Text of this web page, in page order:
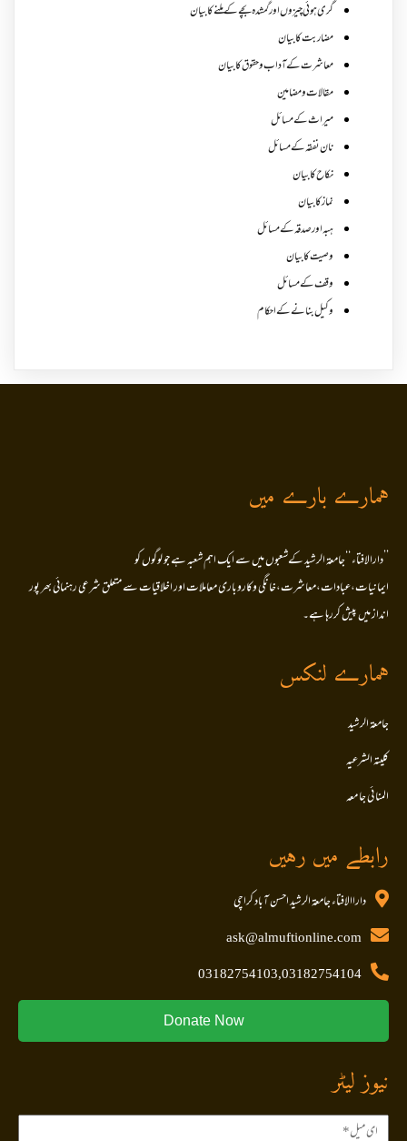
گری ہوئی چیزوں اورگمشدہ بچے کے ملنے کا بیان
مضاربت کا بیان
معاشرت کے آداب و حقوق کا بیان
مقالات ومضامین
میراث کے مسائل
نان نفقہ کے مسائل
نکاح کا بیان
نماز کا بیان
ہبہ اور صدقہ کے مسائل
وصیت کا بیان
وقف کے مسائل
وکیل بنانے کے احکام
ہمارے بارے میں
’’دارالافتاء ‘‘جامعۃ الرشید کےشعبوں میں سے ایک اہم شعبہ ہے جو لوگوں کو
ایمانیات،عبادات،معاشرت،خانگی وکاروباری معاملات اور اخلاقیات سے متعلق شرعی رہنمائی بھر پور
انداز میں پیش کررہا ہے۔
ہمارے لنکس
جامعۃ الرشید
کلیتہ الشرعیہ
المنا ئی جا معہ
رابطے میں رہیں
داراالافتاء جامعۃ الرشید احسن آباد کراچی
ask@almuftionline.com
03182754103,03182754104
Donate Now
نیوز لیٹر